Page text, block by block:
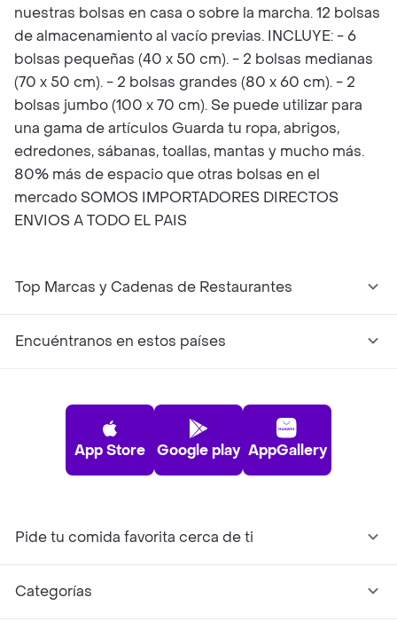
nuestras bolsas en casa o sobre la marcha. 12 bolsas
de almacenamiento al vacío previas. INCLUYE: - 6
bolsas pequeñas (40 x 50 cm). - 2 bolsas medianas
(70 x 50 cm). - 2 bolsas grandes (80 x 60 cm). - 2
bolsas jumbo (100 x 70 cm). Se puede utilizar para
una gama de artículos Guarda tu ropa, abrigos,
edredones, sábanas, toallas, mantas y mucho más.
80% más de espacio que otras bolsas en el
mercado SOMOS IMPORTADORES DIRECTOS
ENVIOS A TODO EL PAIS
Top Marcas y Cadenas de Restaurantes
Encuéntranos en estos países
App Store Google play AppGallery
Pide tu comida favorita cerca de ti
Categorías